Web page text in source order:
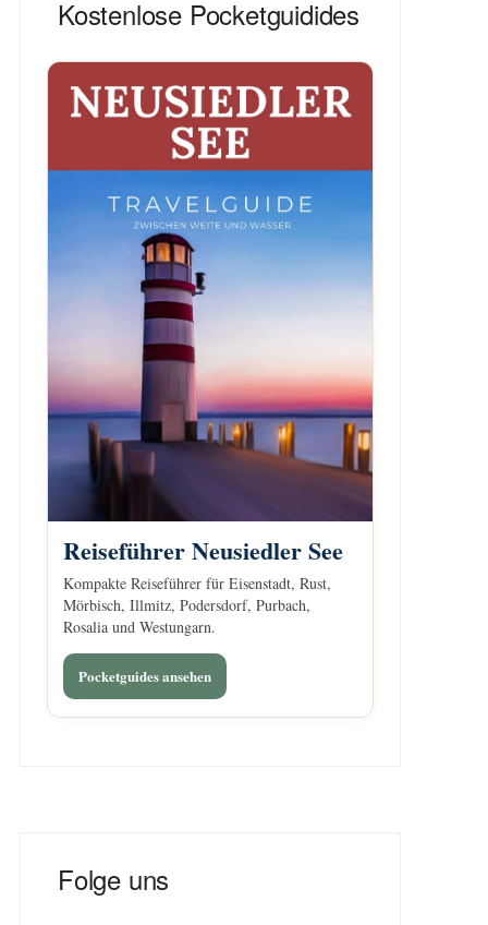
Kostenlose Pocketguidides
Reiseführer Neusiedler See
Kompakte Reiseführer für Eisenstadt, Rust,
Mörbisch, Illmitz, Podersdorf, Purbach,
Rosalia und Westungarn.
Pocketguides ansehen
Folge uns